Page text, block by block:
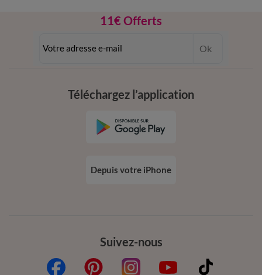
11€ Offerts
dès 20€ d’achat
Ok
Suivez-nous
Téléchargez l’application
Depuis votre iPhone